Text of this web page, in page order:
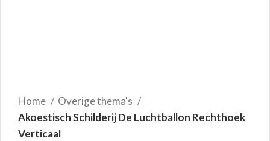
Home
Overige thema's
Akoestisch Schilderij De Luchtballon Rechthoek
Verticaal